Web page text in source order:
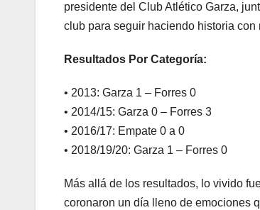
presidente del Club Atlético Garza,
club para seguir haciendo historia con
Resultados Por Categoría:
• 2013: Garza 1 – Forres 0
• 2014/15: Garza 0 – Forres 3
• 2016/17: Empate 0 a 0
• 2018/19/20: Garza 1 – Forres 0
Más allá de los resultados, lo vivido
coronaron un día lleno de emociones